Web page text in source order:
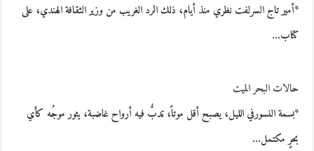
*أمير تاج السرلفت نظري منذ أيام، ذلك الرد الغريب من وزير الثقافة الهندي، على
كتاب…
حالات البحر الميت
*بسمة النسورفي الليل، يصبح أقل موتاً، تدبُّ فيه أرواح غاضبة، يثور موجُه كأي
بحرٍ مكتمل…